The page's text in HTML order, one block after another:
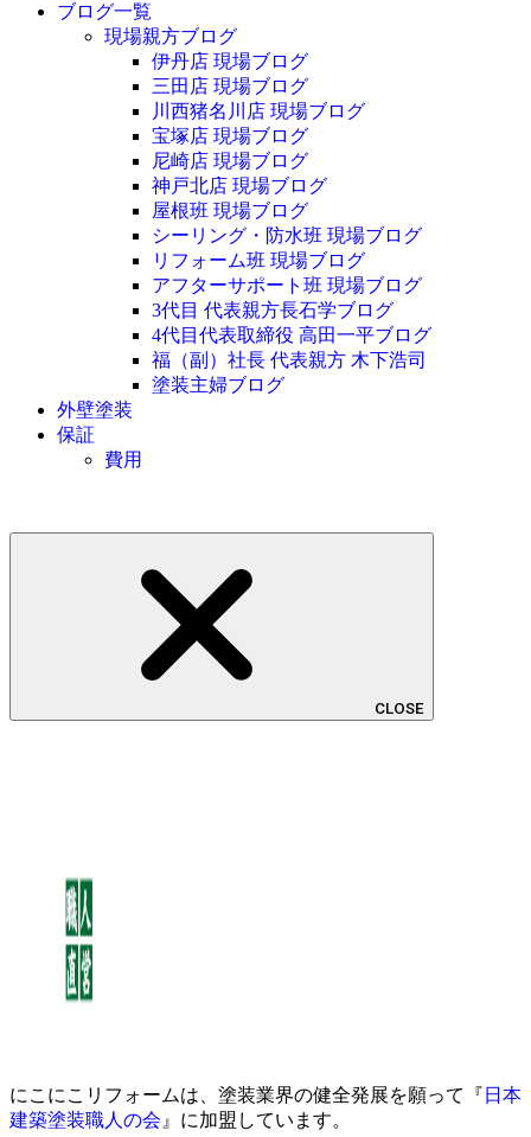
ブログ一覧
現場親方ブログ
伊丹店 現場ブログ
三田店 現場ブログ
川西猪名川店 現場ブログ
宝塚店 現場ブログ
尼崎店 現場ブログ
神戸北店 現場ブログ
屋根班 現場ブログ
シーリング・防水班 現場ブログ
リフォーム班 現場ブログ
アフターサポート班 現場ブログ
3代目 代表親方長石学ブログ
4代目代表取締役 高田一平ブログ
福（副）社長 代表親方 木下浩司
塗装主婦ブログ
外壁塗装
保証
費用
CLOSE
にこにこリフォームは、塗装業界の健全発展を願って『 日本
建築塗装職人の会 』に加盟しています。